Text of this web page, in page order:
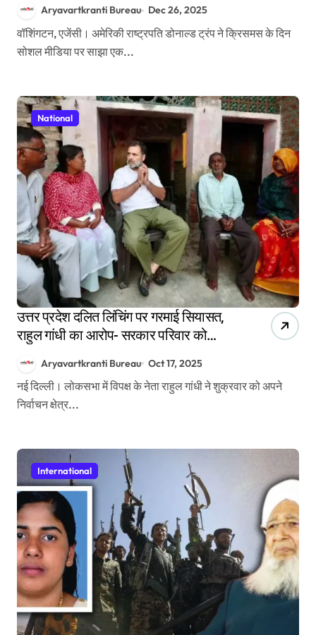
Aryavartkranti Bureau Dec 26, 2025
वॉशिंगटन, एजेंसी। अमेरिकी राष्ट्रपति डोनाल्ड ट्रंप ने क्रिसमस के दिन
सोशल मीडिया पर साझा एक...
National
उत्तर प्रदेश दलित लिंचिंग पर गरमाई सियासत,
राहुल गांधी का आरोप- सरकार परिवार को
Aryavartkranti Bureau Oct 17, 2025
नई दिल्ली। लोकसभा में विपक्ष के नेता राहुल गांधी ने शुक्रवार को अपने
निर्वाचन क्षेत्र...
International